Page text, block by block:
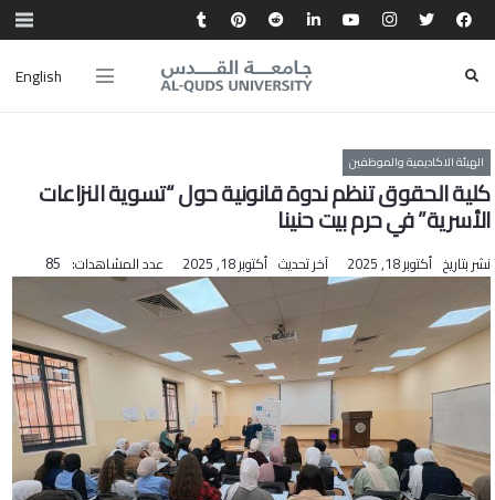
English
الهيئة الاكاديمية والموظفين
كلية الحقوق تنظم ندوة قانونية حول “تسوية النزاعات
الأسرية” في حرم بيت حنينا
نشر بتاريخ أكتوبر 18, 2025 آخر تحديث أكتوبر 18, 2025 عدد المشاهدات: 85